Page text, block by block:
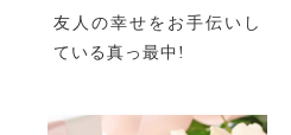
友人の幸せをお手伝いし
ている真っ最中!